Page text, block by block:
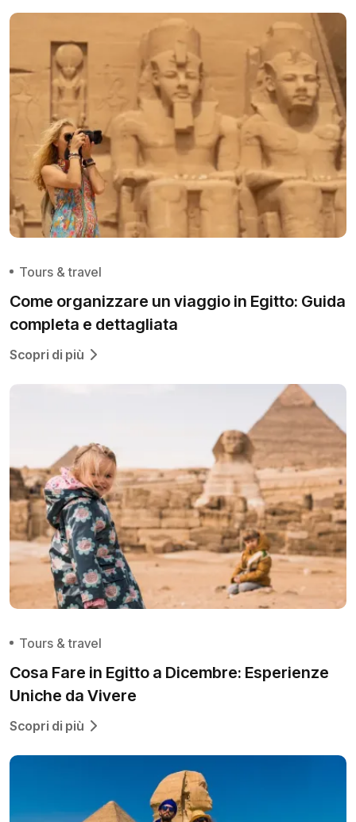
Tours & travel
Come organizzare un viaggio in Egitto: Guida
completa e dettagliata
Scopri di più
Tours & travel
Cosa Fare in Egitto a Dicembre: Esperienze
Uniche da Vivere
Scopri di più